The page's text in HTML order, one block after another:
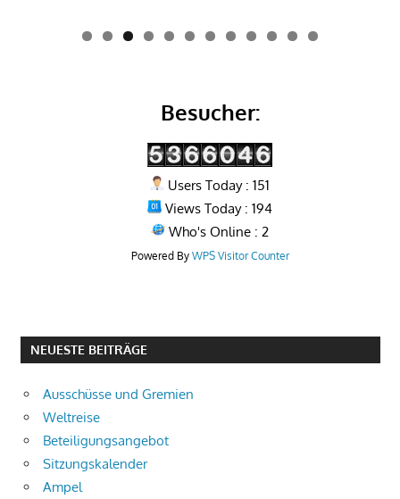
0 1 2
Besucher:
Users Today : 151
Views Today : 194
Who's Online : 2
Powered By WPS Visitor Counter
NEUESTE BEITRÄGE
Ausschüsse und Gremien
Weltreise
Beteiligungsangebot
Sitzungskalender
Ampel